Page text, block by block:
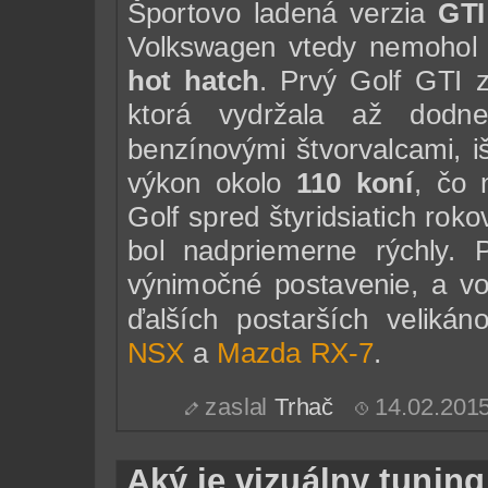
Športovo ladená verzia GTI
Volkswagen vtedy
hot hatch. Prvý Golf GTI
ktorá vydržala až
benzínovými štvorvalcami,
výkon okolo 110 koní, čo
Golf spred štyridsiatich
bol nadpriemerne
výnimočné postavenie, a
ďalších postarších
NSX a Mazda RX-7.
zaslalTrhač